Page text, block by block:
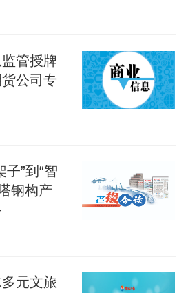
人表示，要坚持党建引
，聚焦职工需求创新服
行业特长，以服务职工
绩打造行业工会建设标
联合会真正“建起来、转
管授牌
公司专
”到“智
钢构产
元文旅